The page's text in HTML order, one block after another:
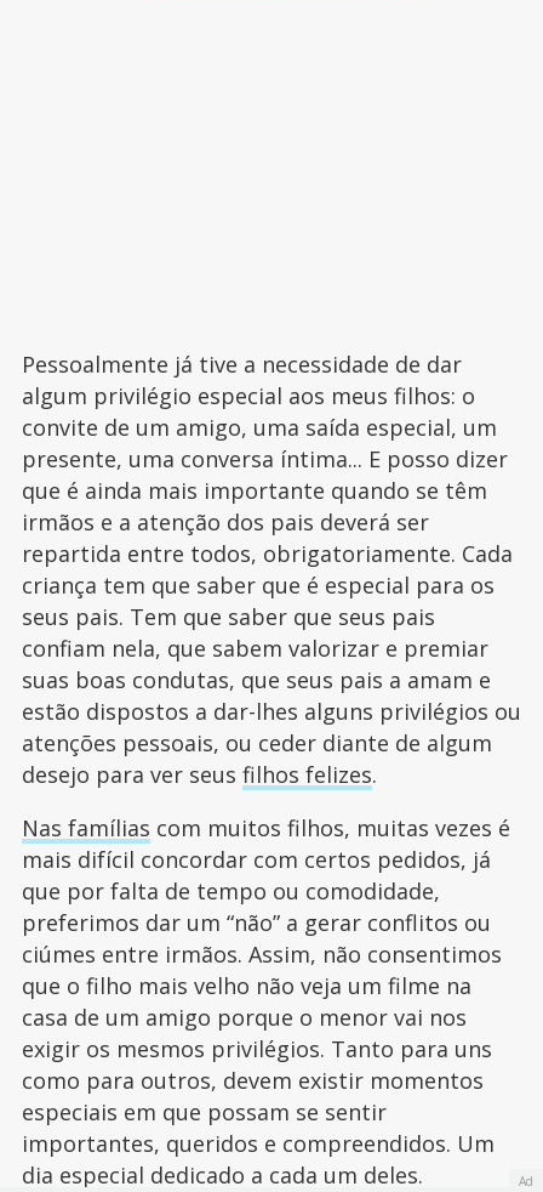
Pessoalmente já tive a necessidade de dar
algum privilégio especial aos meus filhos: o
convite de um amigo, uma saída especial, um
presente, uma conversa íntima... E posso dizer
que é ainda mais importante quando se têm
irmãos e a atenção dos pais deverá ser
repartida entre todos, obrigatoriamente. Cada
criança tem que saber que é especial para os
seus pais. Tem que saber que seus pais
confiam nela, que sabem valorizar e premiar
suas boas condutas, que seus pais a amam e
estão dispostos a dar-lhes alguns privilégios ou
atenções pessoais, ou ceder diante de algum
desejo para ver seus filhos felizes.
Nas famílias com muitos filhos, muitas vezes é
mais difícil concordar com certos pedidos, já
que por falta de tempo ou comodidade,
preferimos dar um “não” a gerar conflitos ou
ciúmes entre irmãos. Assim, não consentimos
que o filho mais velho não veja um filme na
casa de um amigo porque o menor vai nos
exigir os mesmos privilégios. Tanto para uns
como para outros, devem existir momentos
especiais em que possam se sentir
importantes, queridos e compreendidos. Um
dia especial dedicado a cada um deles.
Ad